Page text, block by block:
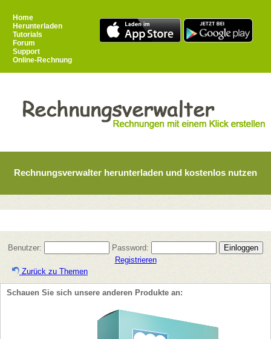
Home
Herunterladen
Tutorials
Forum
Support
Online-Rechnung
Rechnungsverwalter herunterladen und kostenlos nutzen
Benutzer:
Password:
Registrieren
Zurück zu Themen
Schauen Sie sich unsere anderen Produkte an: